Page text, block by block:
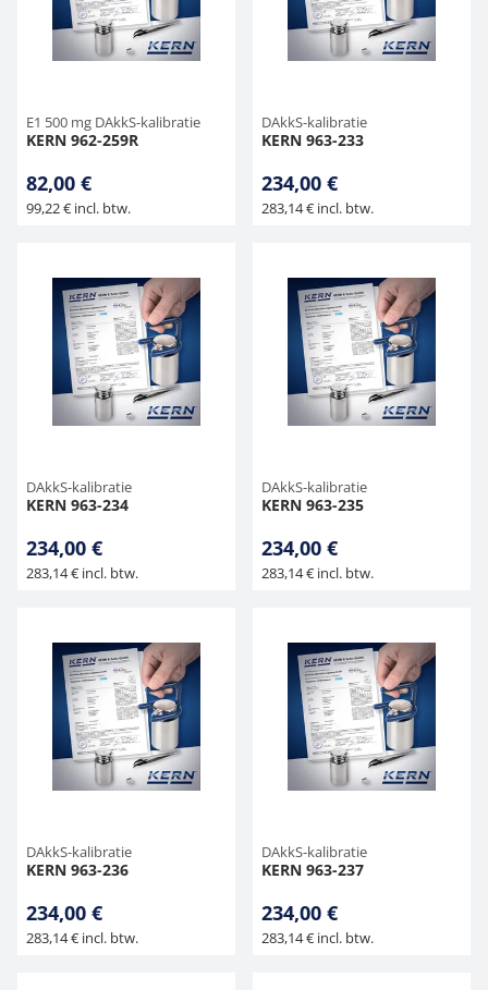
E1 500 mg DAkkS-kalibratie
KERN 962-259R
82,00 €
99,22 € incl. btw.
DAkkS-kalibratie
KERN 963-233
234,00 €
283,14 € incl. btw.
DAkkS-kalibratie
KERN 963-234
234,00 €
283,14 € incl. btw.
DAkkS-kalibratie
KERN 963-235
234,00 €
283,14 € incl. btw.
DAkkS-kalibratie
KERN 963-236
234,00 €
283,14 € incl. btw.
DAkkS-kalibratie
KERN 963-237
234,00 €
283,14 € incl. btw.